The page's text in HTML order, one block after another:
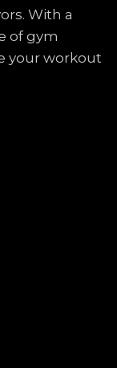
With a
of gym
your workout